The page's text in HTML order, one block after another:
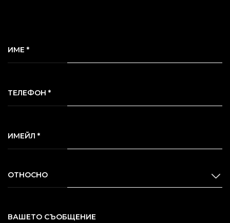
ИМЕ *
ТЕЛЕФОН *
ИМЕЙЛ *
ОТНОСНО
ВАШЕТО СЪОБЩЕНИЕ